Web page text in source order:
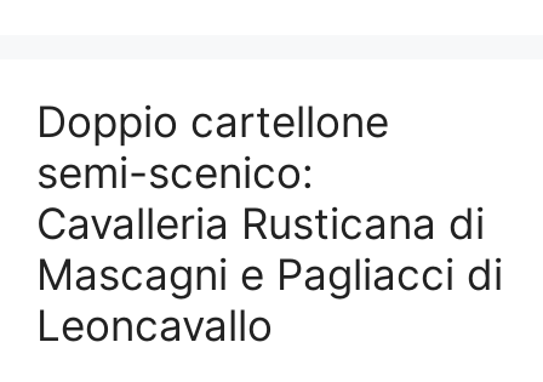
Doppio cartellone
semi-scenico:
Cavalleria Rusticana di
Mascagni e Pagliacci di
Leoncavallo